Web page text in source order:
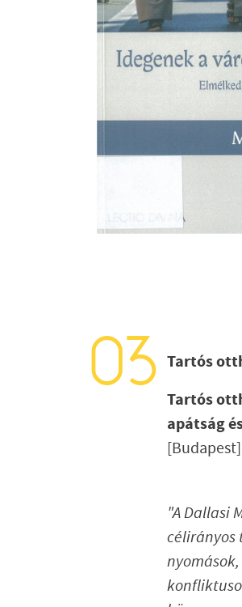
Tartós
Tartós
apátság
"A Dallasi
célirányos